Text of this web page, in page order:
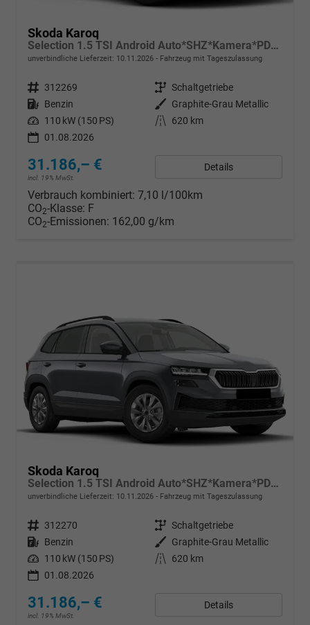
Skoda Karoq
Selection 1.5 TSI Android Auto*SHZ*Kamera*PDC v/h*Klimaauto*SUNSET*LED
unverbindliche Lieferzeit: 10.11.2026 Fahrzeug mit Tageszulassung
Fahrzeugnr. 312269 Getriebe Schaltgetriebe
Kraftstoff Benzin Außenfarbe
Graphite-Grau Metallic
Leistung 110 kW (150 PS) Kilometerstand
620 km
01.08.2026
31.186,– €
incl. 19% MwSt.
Details
Verbrauch kombiniert: 7,10 l/100km
CO2-Klasse: F
CO2-Emissionen: 162,00 g/km
Skoda Karoq
Selection 1.5 TSI Android Auto*SHZ*Kamera*PDC v/h*Klimaauto*SUNSET*LED
unverbindliche Lieferzeit: 10.11.2026 Fahrzeug mit Tageszulassung
Fahrzeugnr. 312270 Getriebe Schaltgetriebe
Kraftstoff Benzin Außenfarbe
Graphite-Grau Metallic
Leistung 110 kW (150 PS) Kilometerstand
620 km
01.08.2026
31.186,– €
incl. 19% MwSt.
Details